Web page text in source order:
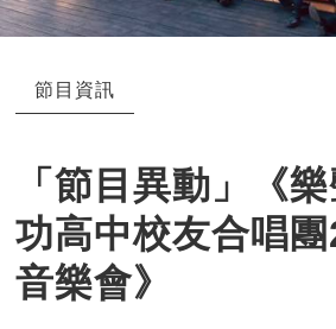
節目資訊
「節目異動」《
功高中校友合唱
音樂會》